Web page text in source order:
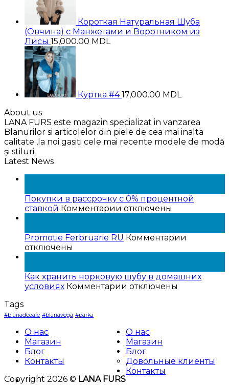
Короткая Натуральная Шуба
(Овчина) с Манжетами и Воротником из
Лисы 15,000.00 MDL
Куртка #4 17,000.00 MDL
About us
LANA FURS este magazin specializat in vanzarea
Blanurilor si articolelor din piele de cea mai inalta
calitate ,la noi gasiti cele mai recente modele de modă
și stiluri.
Latest News
Покупки в рассрочку с 0% процентной
ставкой Комментарии к
в
процентной
ставкой
отключены
Promotie Ferbruarie RU Комментарии
RU
отключены
Как хранить норковую шубу в домашних
условиях Комментарии к
шубу
в
домашних
условиях
отключены
Tags
#blanadeoaie #blanavega #parka
О нас
Магазин
Блог
Контакты
Copyright 2026 © LANA FURS
О нас
Магазин
Блог
Довольные клиенты
Контакты